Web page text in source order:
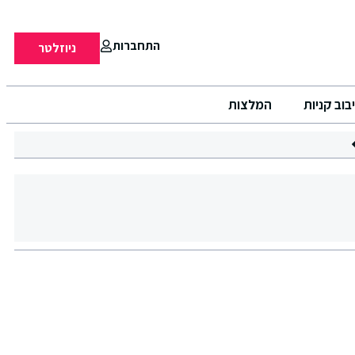
התחברות ניוזלטר
קניות המלצות